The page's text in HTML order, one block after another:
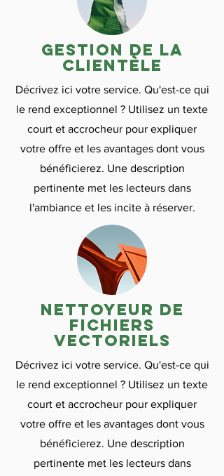
gestion de la
clientèle
Décrivez ici votre service. Qu'est-ce qui
le rend exceptionnel ? Utilisez un texte
court et accrocheur pour expliquer
votre offre et les avantages dont vous
bénéficierez. Une description
pertinente met les lecteurs dans
l'ambiance et les incite à réserver.
nettoyeur de
fichiers
vectoriels
Décrivez ici votre service. Qu'est-ce qui
le rend exceptionnel ? Utilisez un texte
court et accrocheur pour expliquer
votre offre et les avantages dont vous
bénéficierez. Une description
pertinente met les lecteurs dans